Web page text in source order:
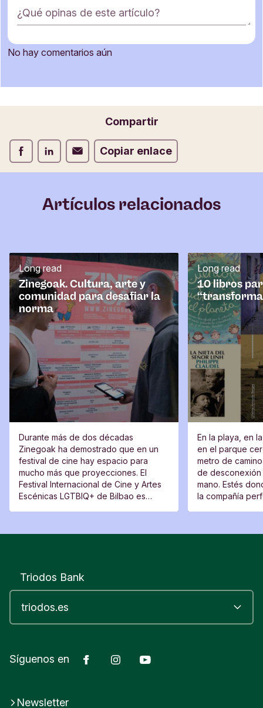
F
o
m
a
d
e
c
r
i
o
¿Qué opinas de este artículo?
Correo electrónico
No hay comentarios aún
Compartir
Compartir Facebook
Compartir LinkedIn
Compartir Correo electrónico
Copiar enlace
Artículos relacionados
Zinegoak. Cultura, arte y
comunidad para desafiar la
norma
Long read
Durante más de dos décadas
Zinegoak ha demostrado que en un
festival de cine hay espacio para
mucho más que proyecciones. El
Festival Internacional de Cine y Artes
Escénicas LGTBIQ+ de Bilbao es
10 libros
Long read
En la playa, en
en el parque
metro de
de
mano. Estés
la compañía
Triodos Bank
Síguenos en FacebookInstagram
Newsletter